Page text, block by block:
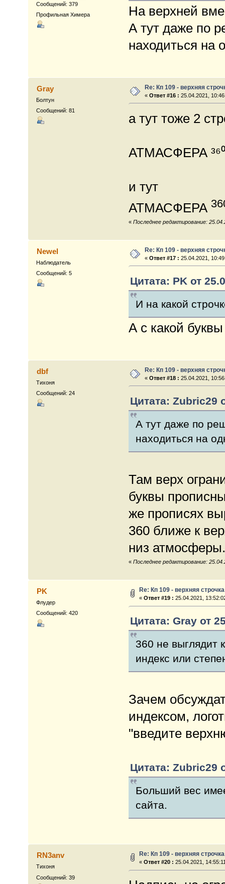
Сообщений: 379
Профильная Химера
На верхней
А тут даже по
находиться на
Gray
Болтун
Сообщений: 81
Re: Кп 109 - верхняя
«Ответ #16 : 25.04.2021,
а тут тоже 2
АТМАСФЕРА ³⁶⁰
и тут
АТМАСФЕРА
« Последнее редактирование:
Newel
Наблюдатель
Сообщений: 5
Re: Кп 109 - верхняя
«Ответ #17 : 25.04.2021,
Цитата: PK от
И на какой
А с какой
dbf
Тихоня
Сообщений: 24
Re: Кп 109 - верхняя
«Ответ #18 : 25.04.2021,
Цитата: Zubric29
А тут даже по
находиться на
Там верх
буквы
же прописях
360 ближе к
низ атмосферы.
« Последнее редактирование:
PK
Флудер
Сообщений: 420
Re: Кп 109 - верхняя строчка
«Ответ #19 : 25.04.2021,
Цитата: Gray от
360 не выглядит
индекс или
Зачем
индексом,
"введите
Цитата: Zubric29
Больший вес
сайта.
RN3anv
Тихоня
Сообщений: 39
Re: Кп 109 - верхняя строчка
«Ответ #20 : 25.04.2021,